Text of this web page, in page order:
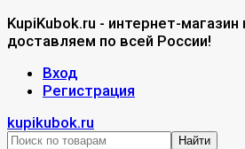
KupiKubok.ru - интернет-магазин
доставляем по всей России!
Вход
Регистрация
kupikubok.ru
Найти